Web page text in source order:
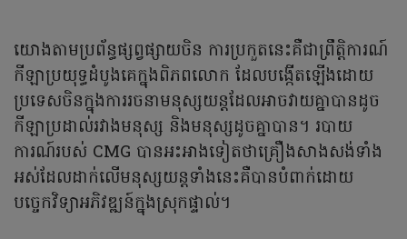
យោងតាមប្រព័ន្ធផ្សព្វផ្សាយចិន ការប្រកួតនេះគឺជាព្រឹត្តិការណ៍
កីឡាប្រយុទ្ធដំបូងគេក្នុងពិភពលោក ដែលបង្កើតឡើងដោយ
ប្រទេសចិនក្នុងការរចនាមនុស្សយន្តដែលអាចវាយគ្នាបានដូច
កីឡាប្រដាល់រវាងមនុស្ស និងមនុស្សដូចគ្នាបាន។ របាយ
ការណ៍របស់ CMG បានអះអាងទៀតថាគ្រឿងសាងសង់ទាំង
អស់ដែលដាក់លើមនុស្សយន្តទាំងនេះគឺបានបំពាក់ដោយ
បច្ចេកវិទ្យាអភិវឌ្ឍន៍ក្នុងស្រុកផ្ទាល់។